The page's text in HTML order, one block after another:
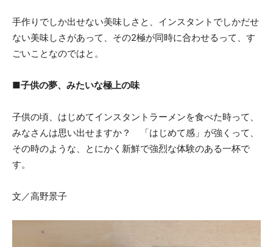
手作りでしか出せない美味しさと、インスタントでしかだせ
ない美味しさがあって、その2極が同時に合わせるって、す
ごいことなのではと。
■子供の夢、みたいな極上の味
子供の頃、はじめてインスタントラーメンを食べた時って、
みなさんは思い出せますか？ 「はじめて感」が強くって、
その時のような、とにかく新鮮で強烈な体験のある一杯で
す。
文／高野景子